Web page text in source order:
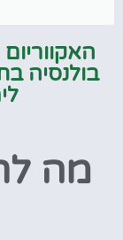
בולנסיה
מה